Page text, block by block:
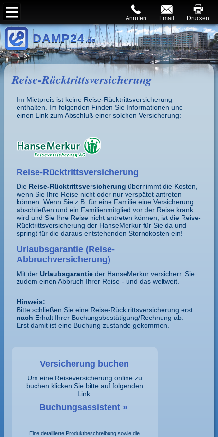
DAMP24.de
Reise-Rücktritts­versicherung
Im Mietpreis ist keine Reise-Rücktritts­versicherung
enthalten. Im folgenden Finden Sie Informationen und
einen Link zum Abschluß einer solchen Versicherung:
Reise-Rücktrittsversicherung
Die Reise-Rücktrittsversicherung übernimmt die Kosten,
wenn Sie Ihre Reise nicht oder nur verspätet antreten
können. Wenn Sie z.B. für eine Familie eine Versicherung
abschließen und ein Familienmitglied vor der Reise krank
wird und Sie Ihre Reise nicht antreten können, ist die Reise-
Rücktrittsversicherung der HanseMerkur für Sie da und
springt für die daraus entstehenden Stornokosten ein!
Urlaubsgarantie (Reise-
Abbruchversicherung)
Mit der Urlaubsgarantieder HanseMerkur versichern Sie
zudem einen Abbruch Ihrer Reise - und das weltweit.
Hinweis:
Bitte schließen Sie eine Reise-Rücktritts­versicherung erst
nach Erhalt Ihrer Buchungsbestätigung/Rechnung ab.
Erst damit ist eine Buchung zustande gekommen.
Versicherung buchen
Um eine Reiseversicherung online zu
buchen klicken Sie bitte auf folgenden
Link:
Buchungsassistent »
Eine detaillierte Produktbeschreibung sowie die
Anrufen Email Drucken